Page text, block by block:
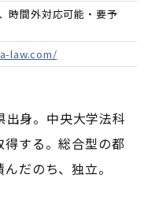
時間外対応可能・要予
law.com/
身。中央大学法科
する。総合型の都
だのち、独立。